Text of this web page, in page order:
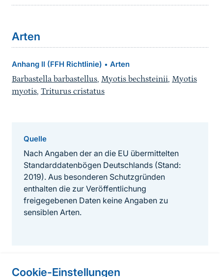
Cookie-Einstellungen
Arten
Anhang II (FFH Richtlinie) • Arten
Barbastella barbastellus, Myotis bechsteinii, Myotis
myotis, Triturus cristatus
Quelle
Nach Angaben der an die EU übermittelten
Standarddatenbögen Deutschlands (Stand:
2019). Aus besonderen Schutzgründen
enthalten die zur Veröffentlichung
freigegebenen Daten keine Angaben zu
sensiblen Arten.